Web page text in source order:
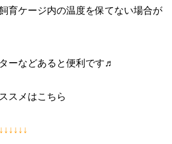
育ケージ内の温度を保てない場合が
ーなどあると便利です♬
スメはこちら